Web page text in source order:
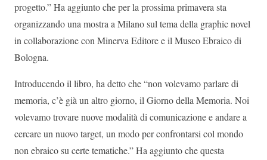
progetto.” Ha aggiunto che per la prossima primavera sta
organizzando una mostra a Milano sul tema della graphic novel
in collaborazione con Minerva Editore e il Museo Ebraico di
Bologna.
Introducendo il libro, ha detto che “non volevamo parlare di
memoria, c’è già un altro giorno, il Giorno della Memoria. Noi
volevamo trovare nuove modalità di comunicazione e andare a
cercare un nuovo target, un modo per confrontarsi col mondo
non ebraico su certe tematiche.” Ha aggiunto che questa